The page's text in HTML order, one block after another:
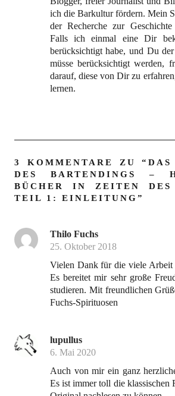
ich die Barkultur fördern. Mein
der Recherche zur
Falls ich einmal eine Dir
berücksichtigt habe, und Du
müsse berücksichtigt werden,
darauf, diese von Dir zu
lernen.
3 KOMMENTARE ZU “DAS
DES BARTENDINGS –
BÜCHER IN ZEITEN DES
TEIL 1: EINLEITUNG”
Thilo Fuchs
25. Oktober 2018
Vielen Dank für die viele Arbeit
Es bereitet mir sehr große
studieren. Mit freundlichen
Fuchs-Spirituosen
lupullus
6. Mai 2020
Auch von mir ein ganz
Es ist immer toll die klassischen